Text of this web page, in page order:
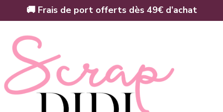
🚚 Frais de port offerts dès 49€ d’achat